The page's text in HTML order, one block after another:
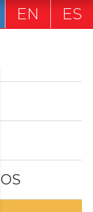
EN ES